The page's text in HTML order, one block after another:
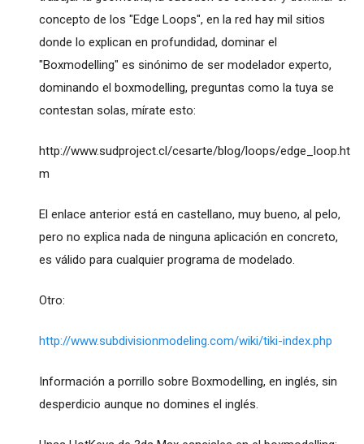
concepto de los "Edge Loops", en la red hay mil sitios
donde lo explican en profundidad, dominar el
"Boxmodelling" es sinónimo de ser modelador experto,
dominando el boxmodelling, preguntas como la tuya se
contestan solas, mírate esto:
http://www.sudproject.cl/cesarte/blog/loops/edge_loop.ht
m
El enlace anterior está en castellano, muy bueno, al pelo,
pero no explica nada de ninguna aplicación en concreto,
es válido para cualquier programa de modelado.
Otro:
http://www.subdivisionmodeling.com/wiki/tiki-index.php
Información a porrillo sobre Boxmodelling, en inglés, sin
desperdicio aunque no domines el inglés.